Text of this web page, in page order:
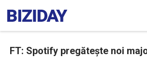
FT: Spotify pregătește noi